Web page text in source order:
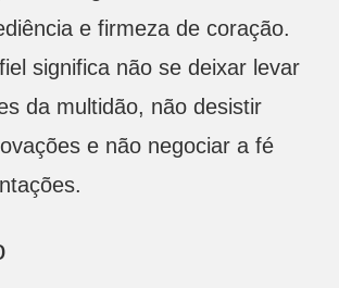
e firmeza de coração.
significa não se deixar levar
da multidão, não desistir
e não negociar a fé